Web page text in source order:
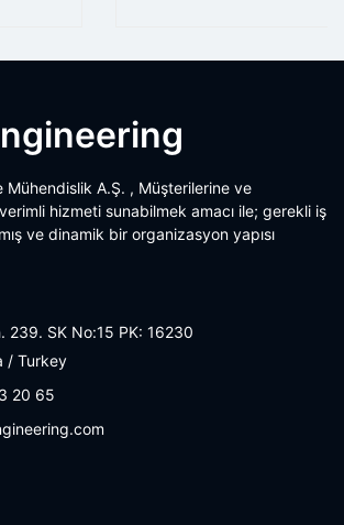
Mühendislik A.Ş. , Müşterilerine ve
hizmeti sunabilmek amacı ile; gerekli iş
ve dinamik bir organizasyon yapısı
239. SK No:15 PK: 16230
/ Turkey
20 65